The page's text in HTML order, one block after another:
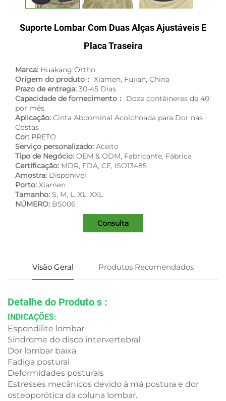
Suporte Lombar Com Duas Alças Ajustáveis E
Placa Traseira
Marca: Huakang Ortho
Origem do produto： Xiamen, Fujian, China
Prazo de entrega: 30-45 Dias
Capacidade de fornecimento： Doze contêineres de 40'
por mês
Aplicação: Cinta Abdominal Acolchoada para Dor nas
Costas
Cor: PRETO
Serviço personalizado: Aceito
Tipo de Negócio: OEM & ODM, Fabricante, Fábrica
Certificação: MDR, FDA, CE, ISO13485
Amostra: Disponível
Porto: Xiamen
Tamanho: S, M, L, XL, XXL
NÚMERO: BS006
Consulta
Visão Geral Produtos Recomendados
Detalhe do Produto s :
INDICAÇÕES:
Espondilite lombar
Síndrome do disco intervertebral
Dor lombar baixa
Fadiga postural
Deformidades posturais
Estresses mecânicos devido à má postura e dor
osteoporótica da coluna lombar.